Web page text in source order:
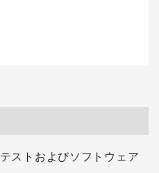
ストおよびソフトウェア